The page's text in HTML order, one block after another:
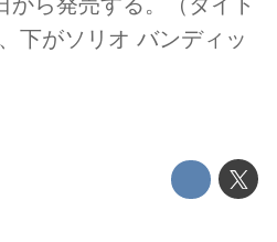
下がソリオ バンディッ